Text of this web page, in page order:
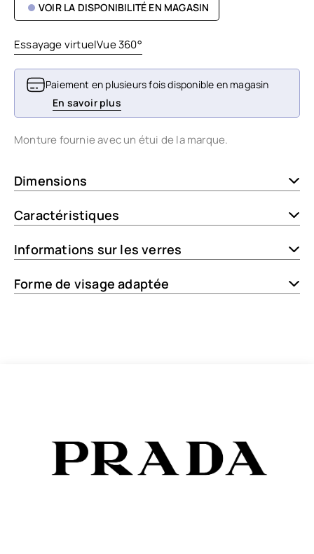
VOIR LA DISPONIBILITÉ EN MAGASIN
Essayage virtuelVue 360°
Paiement en plusieurs fois disponible en magasin
En savoir plus
Monture fournie avec un étui de la marque.
Dimensions
Caractéristiques
Informations sur les verres
Forme de visage adaptée